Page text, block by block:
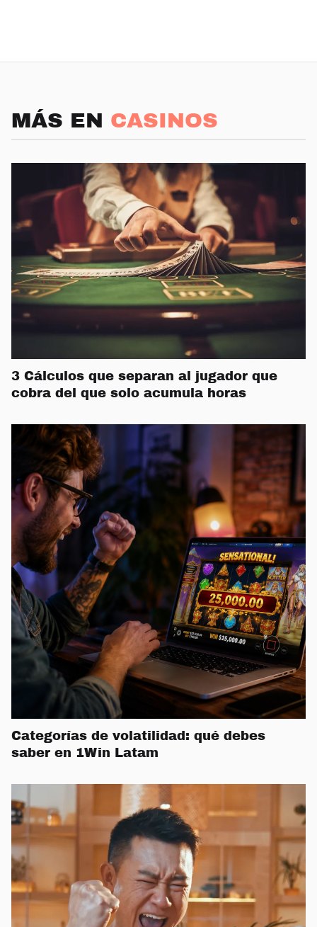
MÁS EN CASINOS
3 Cálculos que separan al jugador que
cobra del que solo acumula horas
Categorías de volatilidad: qué debes
saber en 1Win Latam